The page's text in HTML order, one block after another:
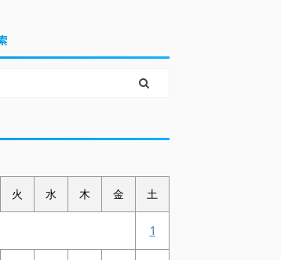
火 水 木 金 土
1